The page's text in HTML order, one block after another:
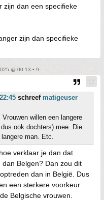
zijn dan een specifieke
zijn dan specifieke
@ 00:13 • 9
schreef matigeuser
willen een langere
ook dochters) mee. Die
langere man. Etc.
verklaar je dan dat
Belgen? Dan zou dit
dan in België. Dus
een sterkere voorkeur
Belgische vrouwen.